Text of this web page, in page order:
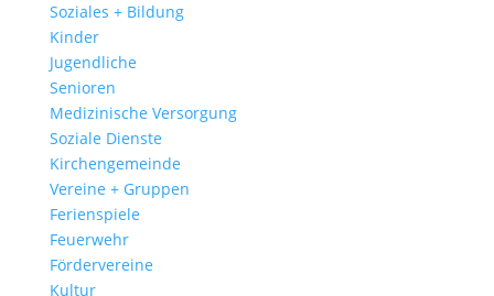
Soziales + Bildung
Kinder
Jugendliche
Senioren
Medizinische Versorgung
Soziale Dienste
Kirchengemeinde
Vereine + Gruppen
Ferienspiele
Feuerwehr
Fördervereine
Kultur